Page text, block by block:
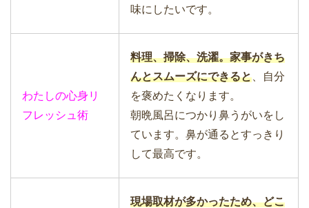
味にしたいです。
わたしの心身リ
フレッシュ術
料理、掃除、洗濯。家事がきち
んとスムーズにできると 、自分
を褒めたくなります。
朝晩風呂につかり鼻うがいをし
ています。鼻が通るとすっきり
して最高です。
現場取材が多かったため、どこ